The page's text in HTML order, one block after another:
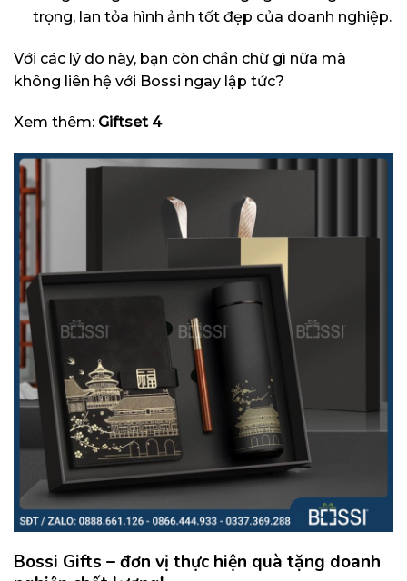
trọng, lan tỏa hình ảnh tốt đẹp của doanh nghiệp.
Với các lý do này, bạn còn chần chừ gì nữa mà
không liên hệ với Bossi ngay lập tức?
Xem thêm: Giftset 4
Bossi Gifts – đơn vị thực hiện quà tặng doanh